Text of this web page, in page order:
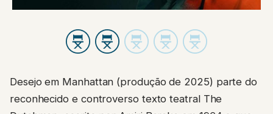
reconhecido e controverso texto teatral The
Dutchman, escrito por Amiri Baraka em 1964 e que,